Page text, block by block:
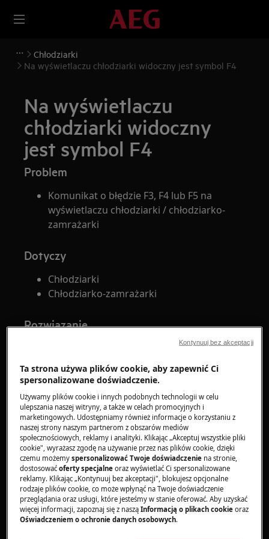
Chłodziarki
Na wyświetlaczu chłodziarki widoczny jest symbol F4
Na wyświetlaczu
chłodziarki widoczny
jest symbol F4
Problem
Komunikat o błędzie F3, F4 lub F5 na
wyświetlaczu chłodziarki / chłodziarko-
zamrażarki
Dotyczy
Chłodziarki
Chłodziarko-zamrażarki
Rozwiązanie
Rozwiązanie problemu związane z
wyświetlaniem na chłodziarko-zamrażarce
komunikatu o błędzie F4, który sygnalizuje
problem z czujnikiem temperatury, wymaga
podejścia systematycznego i skupionego na
bezpieczeństwie urządzenia oraz danych. Oto
bardziej szczegółowy plan działania:
Pierwszym krokiem powinno być
odłączenie chłodziarko-zamrażarki od
źródła zasilania. Jest to niezbędne dla
zapewnienia bezpieczeństwa podczas
ewentualnych prac serwisowych i diagnozy
Ta strona używa plików cookie, aby zapewnić Ci
spersonalizowane doświadczenie.
Używamy plików cookie i innych podobnych technologii w celu
ulepszania naszej witryny, a także w celach promocyjnych i
marketingowych. Udostępniamy również informacje o korzystaniu z
naszej strony naszym partnerom z obszarów mediów
społecznościowych, reklamy i analityki. Klikając „Akceptuj wszystkie pliki
cookie", wyrażasz zgodę na używanie przez nas plików cookie, dzięki
czemu możemyspersonalizować Twoje doświadczenie na stronie,
dostosowaćoferty specjalne oraz wyświetlać Ci spersonalizowane
reklamy. Klikając „Kontynuuj bez akceptacji", blokujesz opcjonalne
rodzaje plików cookie, co może wpłynąć na Twoje doświadczenie
przeglądania oraz usługi, które jesteśmy w stanie oferować. Aby uzyskać
więcej informacji, zapoznaj się z nasząInformacją o plikach cookie oraz
Oświadczeniem o ochronie danych osobowych.
Kontynuuj bez akceptacji